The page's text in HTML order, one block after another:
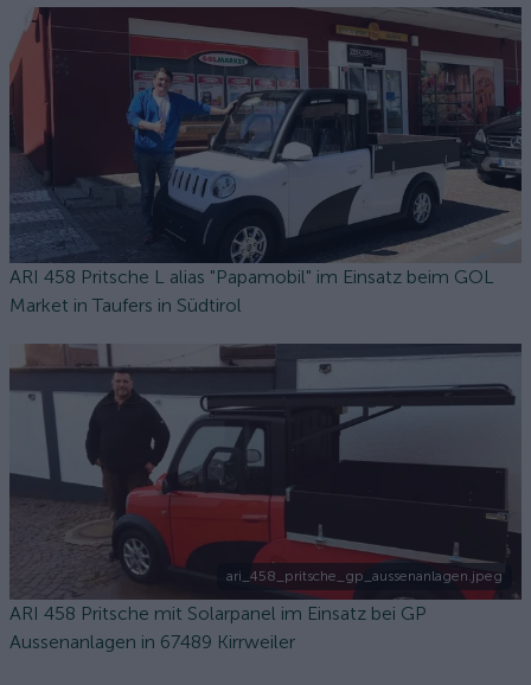
ARI 458 Pritsche L alias "Papamobil" im Einsatz beim GOL
Market in Taufers in Südtirol
ari_458_pritsche_gp_aussenanlagen.jpeg
ARI 458 Pritsche mit Solarpanel im Einsatz bei GP
Aussenanlagen in 67489 Kirrweiler